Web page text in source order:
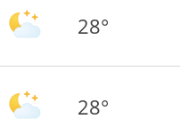
28°
28°